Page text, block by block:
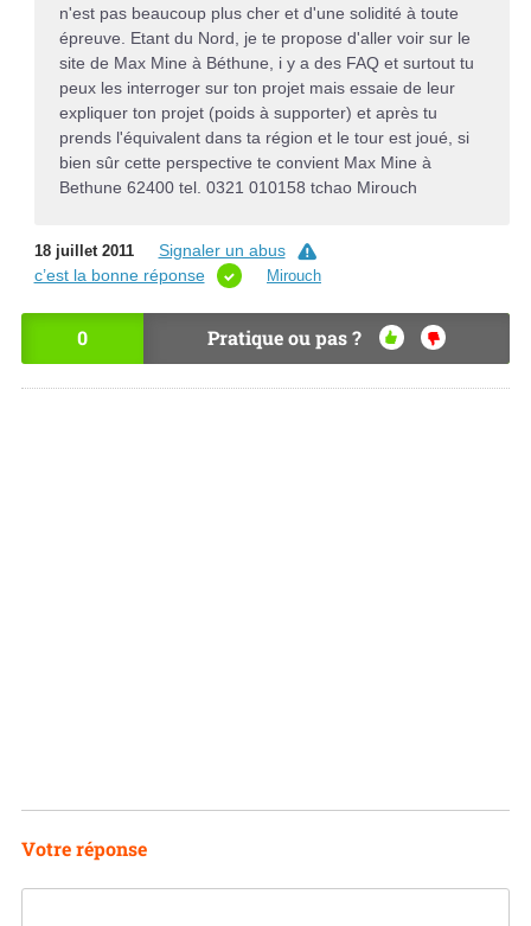
n'est pas beaucoup plus cher et d'une solidité à toute
épreuve. Etant du Nord, je te propose d'aller voir sur le
site de Max Mine à Béthune, i y a des FAQ et surtout tu
peux les interroger sur ton projet mais essaie de leur
expliquer ton projet (poids à supporter) et après tu
prends l'équivalent dans ta région et le tour est joué, si
bien sûr cette perspective te convient Max Mine à
Bethune 62400 tel. 0321 010158 tchao Mirouch
18 juillet 2011
Signaler un abus
c’est la bonne réponse
Mirouch
0 Pratique ou pas ?
OU
I
NO
Votre réponse